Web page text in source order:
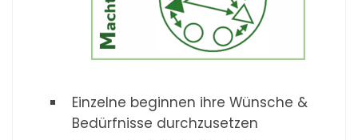
Einzelne beginnen ihre Wünsche &
Bedürfnisse durchzusetzen